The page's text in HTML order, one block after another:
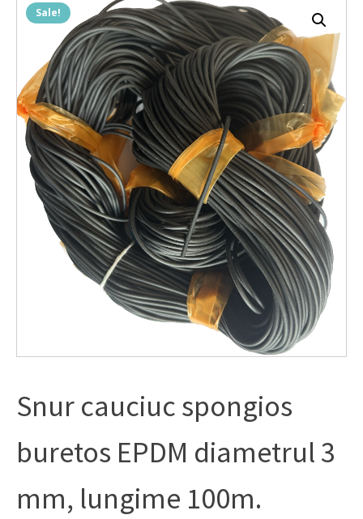
Sale!
Snur cauciuc spongios
buretos EPDM diametrul 3
mm, lungime 100m.